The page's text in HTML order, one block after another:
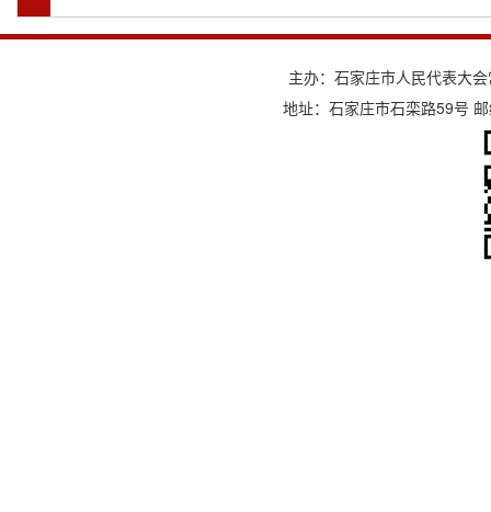
主办：石家庄市人民代表大
地址：石家庄市石栾路59号